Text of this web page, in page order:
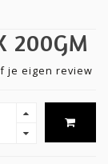
200GM
je eigen review